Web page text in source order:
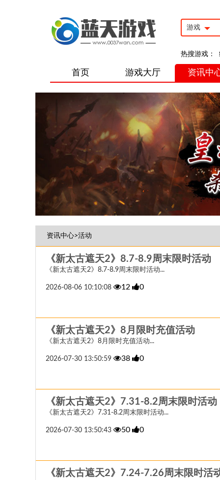
游戏
热搜游戏：
首页 游戏大厅 资讯中
资讯中心>活动
《新太古遮天2》8.7-8.9周末限时活动
《新太古遮天2》8.7-8.9周末限时活动...
2026-08-06 10:10:08 12 0
《新太古遮天2》8月限时充值活动
《新太古遮天2》8月限时充值活动...
2026-07-30 13:50:59 38 0
《新太古遮天2》7.31-8.2周末限时活动
《新太古遮天2》7.31-8.2周末限时活动...
2026-07-30 13:50:43 50 0
《新太古遮天2》7.24-7.26周末限时活